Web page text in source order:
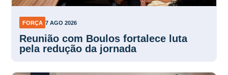
Reunião com Boulos fortalece luta
pela redução da jornada